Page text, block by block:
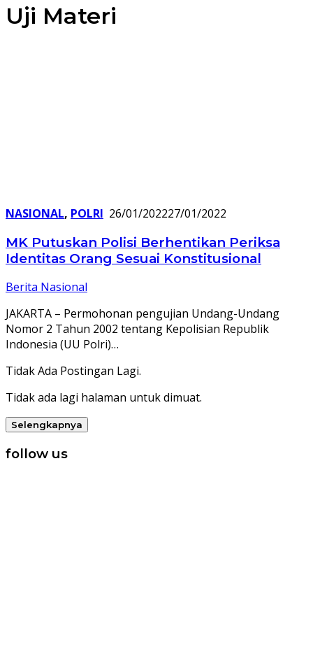
Uji Materi
NASIONAL, POLRI 26/01/202227/01/2022
MK Putuskan Polisi Berhentikan Periksa
Identitas Orang Sesuai Konstitusional
Berita Nasional
JAKARTA – Permohonan pengujian Undang-Undang
Nomor 2 Tahun 2002 tentang Kepolisian Republik
Indonesia (UU Polri)…
Tidak Ada Postingan Lagi.
Tidak ada lagi halaman untuk dimuat.
Selengkapnya
follow us